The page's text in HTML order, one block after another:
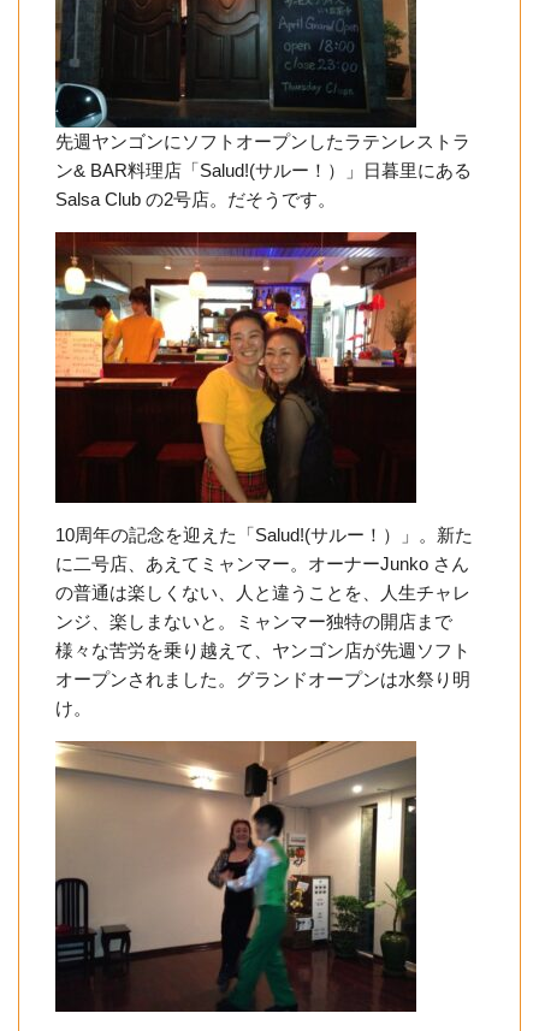
先週ヤンゴンにソフトオープンしたラテンレストラ
ン& BAR料理店「Salud!(サルー！）」日暮里にある
Salsa Club の2号店。だそうです。
10周年の記念を迎えた「Salud!(サルー！）」。新た
に二号店、あえてミャンマー。オーナーJunko さん
の普通は楽しくない、人と違うことを、人生チャレ
ンジ、楽しまないと。ミャンマー独特の開店まで
様々な苦労を乗り越えて、ヤンゴン店が先週ソフト
オープンされました。グランドオープンは水祭り明
け。